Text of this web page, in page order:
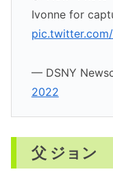
Ivonne for
— DSNY
2022
父 ジョン